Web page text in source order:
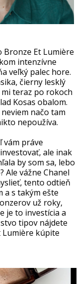
Bronze Et Lumière
intenzívne
veľký palec hore.
čierny lesklý
teraz po rokoch
Kosas obalom.
načo tam
nepoužíva.
práve
ale inak
by som sa, lebo
Ale vážne Chanel
tento odtieň
a s takým ešte
už roky,
je to investícia a
tipov nájdete
Lumière kúpite